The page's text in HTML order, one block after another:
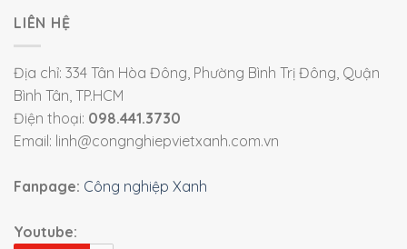
LIÊN HỆ
Địa chỉ: 334 Tân Hòa Đông, Phường Bình Trị Đông, Quận
Bình Tân, TP.HCM
Điện thoại: 098.441.3730
Email: linh@congnghiepvietxanh.com.vn
Fanpage: Công nghiệp Xanh
Youtube: